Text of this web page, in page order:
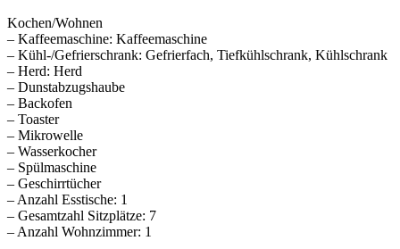
Kochen/Wohnen
– Kaffeemaschine: Kaffeemaschine
– Kühl-/Gefrierschrank: Gefrierfach, Tiefkühlschrank, Kühlschrank
– Herd: Herd
– Dunstabzugshaube
– Backofen
– Toaster
– Mikrowelle
– Wasserkocher
– Spülmaschine
– Geschirrtücher
– Anzahl Esstische: 1
– Gesamtzahl Sitzplätze: 7
– Anzahl Wohnzimmer: 1